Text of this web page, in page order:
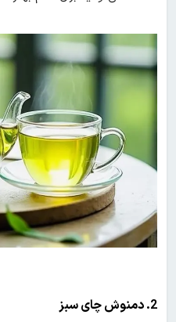
2. دمنوش چای سبز